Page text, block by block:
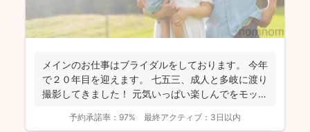
メインのお仕事はブライダルをしております。 今年
で２０年目を迎えます。 七五三、成人と多岐に渡り
撮影してきました！ 元気いっぱい楽しんでをモット
予約承諾率： 97% 最終アクティブ： 3日以内